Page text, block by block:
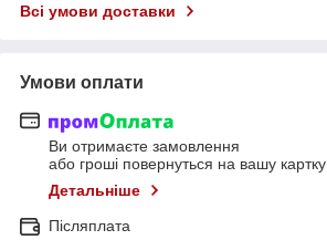
Всі умови доставки
Умови оплати
Ви отримаєте замовлення
або гроші повернуться на вашу картку
Детальніше
Післяплата